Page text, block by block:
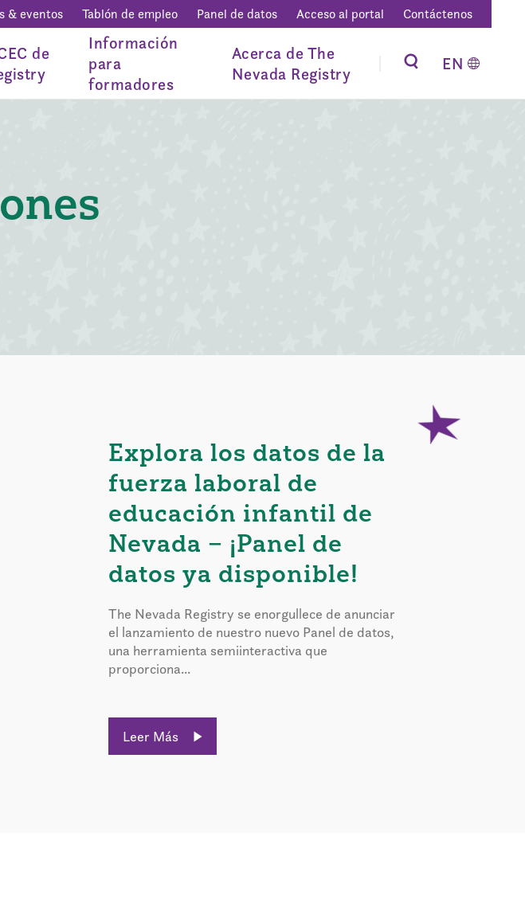
& eventos Tablón de empleo Panel de datos Acceso al portal Contáctenos
de
Información
para
formadores
Acerca de The
Nevada Registry
EN
Explora los datos de la
fuerza laboral de
educación infantil de
Nevada – ¡Panel de
datos ya disponible!
The Nevada Registry se enorgullece de anunciar
el lanzamiento de nuestro nuevo Panel de datos,
una herramienta semiinteractiva que
proporciona...
Leer Más